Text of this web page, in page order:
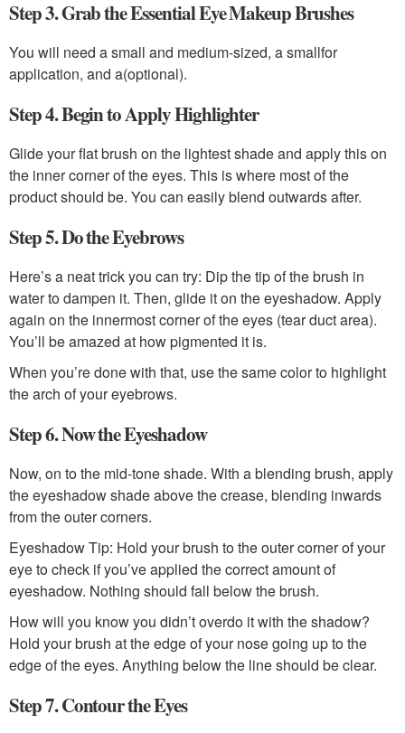
Step 3. Grab the Essential Eye Makeup Brushes
You will need a small and medium-sized, a smallfor
application, and a(optional).
Step 4. Begin to Apply Highlighter
Glide your flat brush on the lightest shade and apply this on
the inner corner of the eyes. This is where most of the
product should be. You can easily blend outwards after.
Step 5. Do the Eyebrows
Here’s a neat trick you can try: Dip the tip of the brush in
water to dampen it. Then, glide it on the eyeshadow. Apply
again on the innermost corner of the eyes (tear duct area).
You’ll be amazed at how pigmented it is.
When you’re done with that, use the same color to highlight
the arch of your eyebrows.
Step 6. Now the Eyeshadow
Now, on to the mid-tone shade. With a blending brush, apply
the eyeshadow shade above the crease, blending inwards
from the outer corners.
Eyeshadow Tip: Hold your brush to the outer corner of your
eye to check if you’ve applied the correct amount of
eyeshadow. Nothing should fall below the brush.
How will you know you didn’t overdo it with the shadow?
Hold your brush at the edge of your nose going up to the
edge of the eyes. Anything below the line should be clear.
Step 7. Contour the Eyes